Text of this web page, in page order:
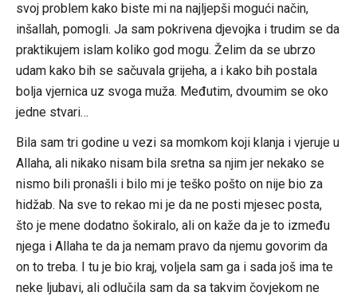
svoj problem kako biste mi na najljepši mogući način,
inšallah, pomogli. Ja sam pokrivena djevojka i trudim se da
praktikujem islam koliko god mogu. Želim da se ubrzo
udam kako bih se sačuvala grijeha, a i kako bih postala
bolja vjernica uz svoga muža. Međutim, dvoumim se oko
jedne stvari…
Bila sam tri godine u vezi sa momkom koji klanja i vjeruje u
Allaha, ali nikako nisam bila sretna sa njim jer nekako se
nismo bili pronašli i bilo mi je teško pošto on nije bio za
hidžab. Na sve to rekao mi je da ne posti mjesec posta,
što je mene dodatno šokiralo, ali on kaže da je to između
njega i Allaha te da ja nemam pravo da njemu govorim da
on to treba. I tu je bio kraj, voljela sam ga i sada još ima te
neke ljubavi, ali odlučila sam da sa takvim čovjekom ne